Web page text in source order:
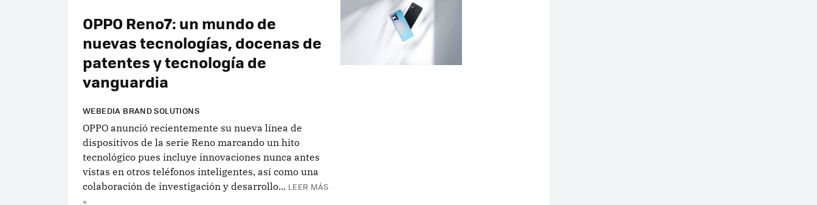
OPPO Reno7: un mundo de
nuevas tecnologías, docenas de
patentes y tecnología de
vanguardia
WEBEDIA BRAND SOLUTIONS
OPPO anunció recientemente su nueva línea de
dispositivos de la serie Reno marcando un hito
tecnológico pues incluye innovaciones nunca antes
vistas en otros teléfonos inteligentes, así como una
colaboración de investigación y desarrollo... LEER MÁS
»